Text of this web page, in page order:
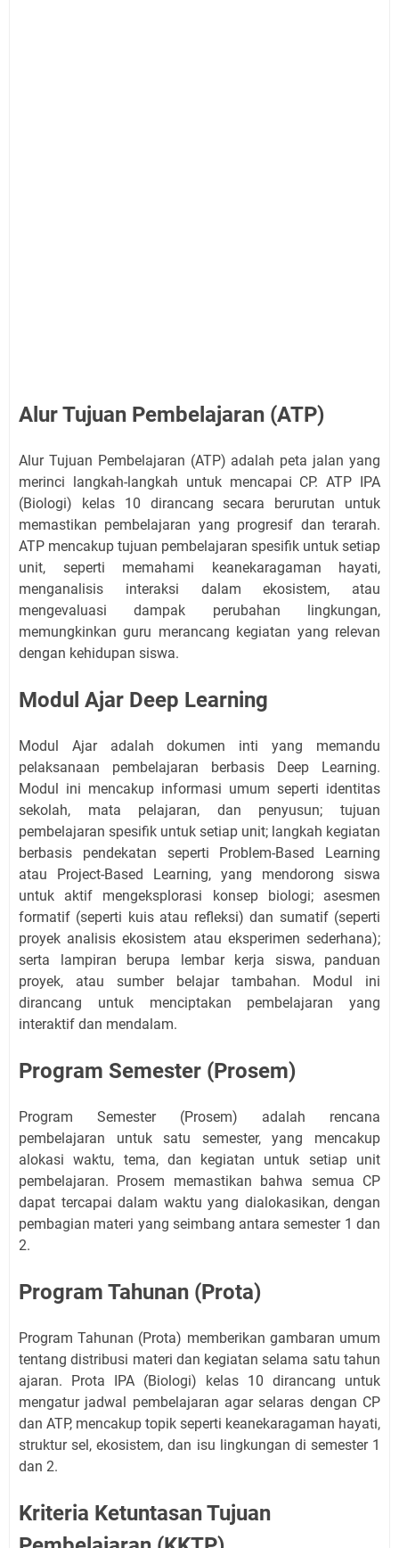
Alur Tujuan Pembelajaran (ATP)
Alur Tujuan Pembelajaran (ATP) adalah peta jalan yang
merinci langkah-langkah untuk mencapai CP. ATP IPA
(Biologi) kelas 10 dirancang secara berurutan untuk
memastikan pembelajaran yang progresif dan terarah.
ATP mencakup tujuan pembelajaran spesifik untuk setiap
unit, seperti memahami keanekaragaman hayati,
menganalisis interaksi dalam ekosistem, atau
mengevaluasi dampak perubahan lingkungan,
memungkinkan guru merancang kegiatan yang relevan
dengan kehidupan siswa.
Modul Ajar Deep Learning
Modul Ajar adalah dokumen inti yang memandu
pelaksanaan pembelajaran berbasis Deep Learning.
Modul ini mencakup informasi umum seperti identitas
sekolah, mata pelajaran, dan penyusun; tujuan
pembelajaran spesifik untuk setiap unit; langkah kegiatan
berbasis pendekatan seperti Problem-Based Learning
atau Project-Based Learning, yang mendorong siswa
untuk aktif mengeksplorasi konsep biologi; asesmen
formatif (seperti kuis atau refleksi) dan sumatif (seperti
proyek analisis ekosistem atau eksperimen sederhana);
serta lampiran berupa lembar kerja siswa, panduan
proyek, atau sumber belajar tambahan. Modul ini
dirancang untuk menciptakan pembelajaran yang
interaktif dan mendalam.
Program Semester (Prosem)
Program Semester (Prosem) adalah rencana
pembelajaran untuk satu semester, yang mencakup
alokasi waktu, tema, dan kegiatan untuk setiap unit
pembelajaran. Prosem memastikan bahwa semua CP
dapat tercapai dalam waktu yang dialokasikan, dengan
pembagian materi yang seimbang antara semester 1 dan
2.
Program Tahunan (Prota)
Program Tahunan (Prota) memberikan gambaran umum
tentang distribusi materi dan kegiatan selama satu tahun
ajaran. Prota IPA (Biologi) kelas 10 dirancang untuk
mengatur jadwal pembelajaran agar selaras dengan CP
dan ATP, mencakup topik seperti keanekaragaman hayati,
struktur sel, ekosistem, dan isu lingkungan di semester 1
dan 2.
Kriteria Ketuntasan Tujuan